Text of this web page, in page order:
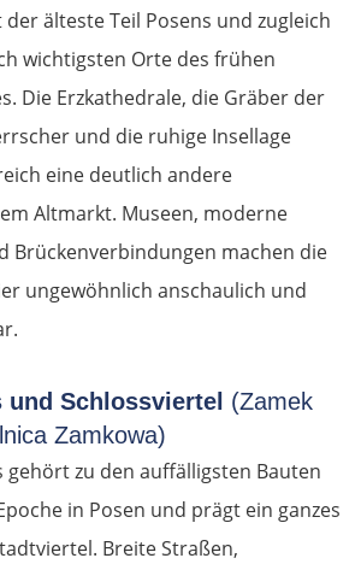
älteste Teil Posens und zugleich
wichtigsten Orte des frühen
Die Erzkathedrale, die Gräber der
und die ruhige Insellage
eine deutlich andere
Altmarkt. Museen, moderne
Brückenverbindungen machen die
ungewöhnlich anschaulich und
Schlossviertel (Zamek
Zamkowa)
gehört zu den auffälligsten Bauten
in Posen und prägt ein ganzes
Breite Straßen,